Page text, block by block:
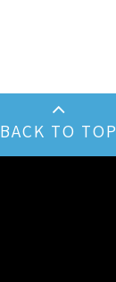
BACK TO TOP